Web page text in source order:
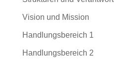
Vision und Mission
Handlungsbereich 1
Handlungsbereich 2